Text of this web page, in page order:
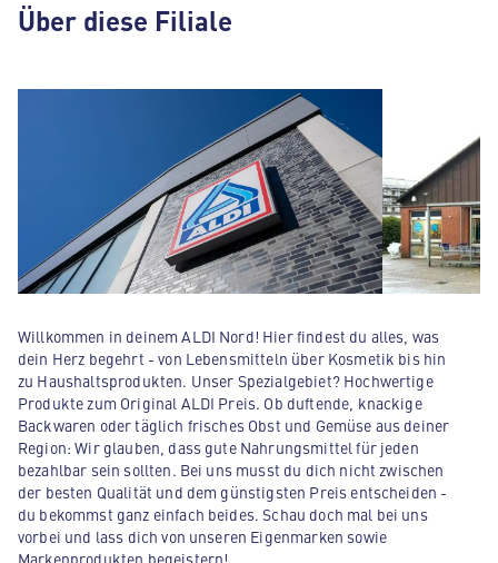
Über diese Filiale
Willkommen in deinem ALDI Nord! Hier findest du alles, was
dein Herz begehrt - von Lebensmitteln über Kosmetik bis hin
zu Haushaltsprodukten. Unser Spezialgebiet? Hochwertige
Produkte zum Original ALDI Preis. Ob duftende, knackige
Backwaren oder täglich frisches Obst und Gemüse aus deiner
Region: Wir glauben, dass gute Nahrungsmittel für jeden
bezahlbar sein sollten. Bei uns musst du dich nicht zwischen
der besten Qualität und dem günstigsten Preis entscheiden -
du bekommst ganz einfach beides. Schau doch mal bei uns
vorbei und lass dich von unseren Eigenmarken sowie
Markenprodukten begeistern!